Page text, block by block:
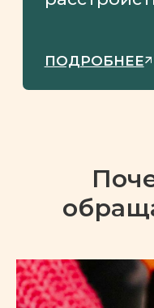
исключительными
неорганичном успехе,
постоянного